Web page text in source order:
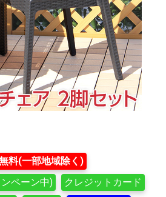
料(一部地域除く)
ペーン中)
クレジットカード